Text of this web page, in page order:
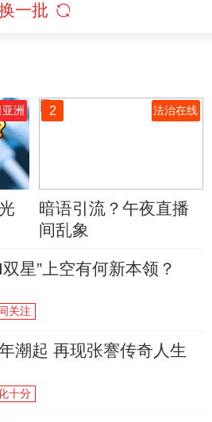
一批
洲 2 法治在线
暗语引流？午夜直播
间乱象
双星”上空有何新本领？
关注
潮起 再现张謇传奇人生
十分